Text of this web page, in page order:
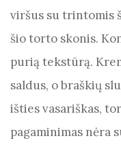
viršus su trintomis
šio torto skonis.
purią tekstūrą.
saldus, o braškių
išties vasariškas,
pagaminimas nėra